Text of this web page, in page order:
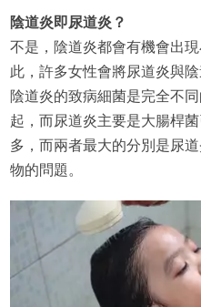
陰道炎即尿道炎？
不是，陰道炎都會有機會出
此，許多女性會將尿道炎與
陰道炎的致病細菌是完全不
起，而尿道炎主要是大腸桿
多，而兩者最大的分別是尿
物的問題。